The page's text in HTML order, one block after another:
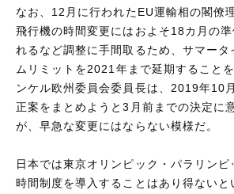
なお、12月に行われたEU運輸相の閣僚
飛行機の時間変更にはおよそ18カ月の準
れるなど調整に手間取るため、サマータ
ムリミットを2021年まで延期すること
ンケル欧州委員会委員長は、2019年10
正案をまとめようと3月前までの決定に
が、早急な変更にはならない模様だ。
日本では東京オリンピック・パラリンピ
時間制度を導入することはあり得ないと